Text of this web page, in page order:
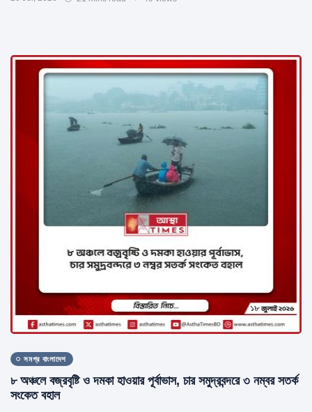
সমগ্র বাংলাদেশ
৮ অঞ্চলে বজ্রবৃষ্টি ও দমকা হাওয়ার পূর্বাভাস, চার সমুদ্রবন্দরে ৩ নম্বর সতর্ক
সংকেত বহাল